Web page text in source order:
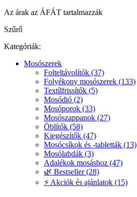
Az árak az ÁFÁT tartalmazzák
Szűrő
Kategóriák:
Mosószerek
Folteltávolítók (37)
Folyékony mosószerek (133)
Textílfrissítők (5)
Mosódió (2)
Mosóporok (33)
Mosószappanok (27)
Öblítők (58)
Kiegészítők (47)
Mosócsíkok és -tabletták (13)
Mosólabdák (3)
Adalékok mosáshoz (47)
🌿 Bestseller (28)
⚡ Akciók és ajánlatok (15)